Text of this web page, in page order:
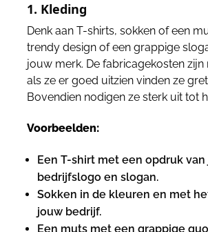
1. Kleding
Denk aan T-shirts, sokken of een
trendy design of een grappige
jouw merk. De fabricagekosten zijn
als ze er goed uitzien vinden ze
Bovendien nodigen ze sterk uit tot
Voorbeelden:
Een T-shirt met een opdruk
bedrijfslogo en slogan.
Sokken in de kleuren en met
jouw bedrijf.
Een muts met een grappige